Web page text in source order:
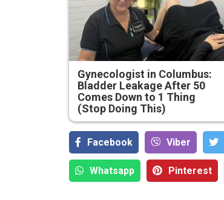
Gynecologist in Columbus:
Bladder Leakage After 50
Comes Down to 1 Thing
(Stop Doing This)
Facebook Viber
Whatsapp Pinterest